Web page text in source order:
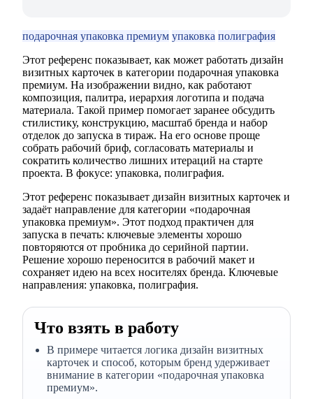
подарочная упаковка премиум упаковка полиграфия
Этот референс показывает, как может работать дизайн
визитных карточек в категории подарочная упаковка
премиум. На изображении видно, как работают
композиция, палитра, иерархия логотипа и подача
материала. Такой пример помогает заранее обсудить
стилистику, конструкцию, масштаб бренда и набор
отделок до запуска в тираж. На его основе проще
собрать рабочий бриф, согласовать материалы и
сократить количество лишних итераций на старте
проекта. В фокусе: упаковка, полиграфия.
Этот референс показывает дизайн визитных карточек и
задаёт направление для категории «подарочная
упаковка премиум». Этот подход практичен для
запуска в печать: ключевые элементы хорошо
повторяются от пробника до серийной партии.
Решение хорошо переносится в рабочий макет и
сохраняет идею на всех носителях бренда. Ключевые
направления: упаковка, полиграфия.
Что взять в работу
В примере читается логика дизайн визитных
карточек и способ, которым бренд удерживает
внимание в категории «подарочная упаковка
премиум».